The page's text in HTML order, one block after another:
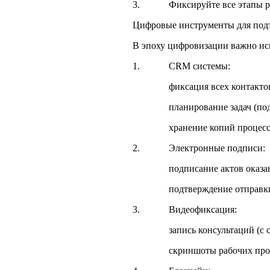
3. Фиксируйте все этапы
Цифровые инструменты для
В эпоху цифровизации важно
1. CRM системы:
фиксация всех контактов
планирование задач
хранение копий
2. Электронные подписи:
подписание актов
подтверждение отправки
3. Видеофиксация:
запись консультаций (с
скриншоты рабочих